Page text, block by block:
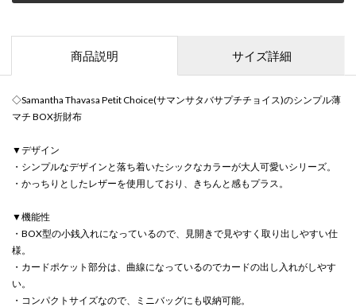
商品説明 サイズ詳細
◇Samantha Thavasa Petit Choice(サマンサタバサプチチョイス)のシンプル薄
マチ BOX折財布
▼デザイン
・シンプルなデザインと落ち着いたシックなカラーが大人可愛いシリーズ。
・かっちりとしたレザーを使用しており、きちんと感もプラス。
▼機能性
・BOX型の小銭入れになっているので、見開きで見やすく取り出しやすい仕
様。
・カードポケット部分は、曲線になっているのでカードの出し入れがしやす
い。
・コンパクトサイズなので、ミニバッグにも収納可能。